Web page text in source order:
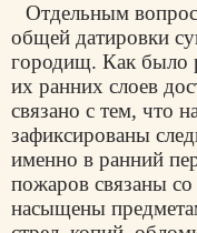
Отдельным
общей датировки
городищ. Как было
их ранних слоев
связано с тем, что
зафиксированы
именно в ранний
пожаров связаны
насыщены